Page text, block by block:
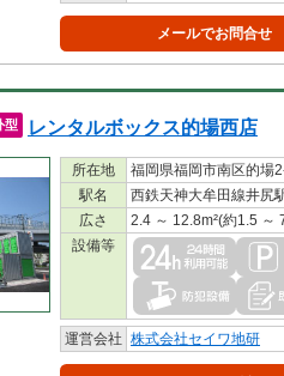
メールでお問合せ
型 レンタルボックス的場西店
所在地
福岡県福岡市南区的場
駅名
西鉄天神大牟田線井尻
広さ
2.4 ～ 12.8m²(約1.5 ～
設備等
運営会社 株式会社セイワ地研